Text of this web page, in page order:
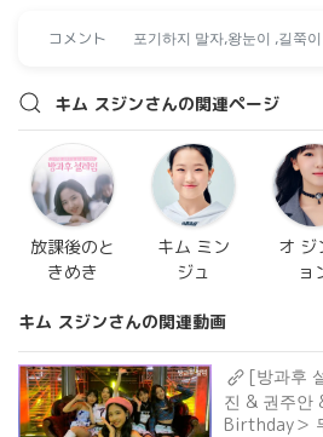
コメント 포기하지 말자,왕눈이 ,길쭉
キム スジンさんの関連ページ
放課後のと
きめき
キム ミン
ジュ
オ ジ
ョ
キム スジンさんの関連動画
[방과후
진 & 권주안
Birthday＞